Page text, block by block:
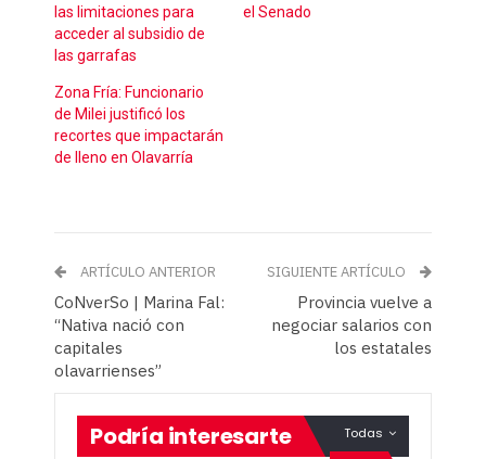
las limitaciones para
acceder al subsidio de
las garrafas
el Senado
Zona Fría: Funcionario
de Milei justificó los
recortes que impactarán
de lleno en Olavarría
ARTÍCULO ANTERIOR
CoNverSo | Marina Fal:
“Nativa nació con
capitales
olavarrienses”
SIGUIENTE ARTÍCULO
Provincia vuelve a
negociar salarios con
los estatales
Todas
Podría interesarte